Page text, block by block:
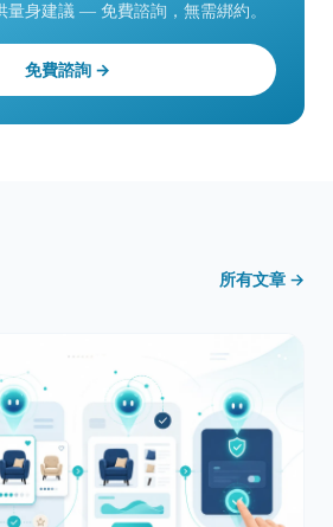
量身建議 — 免費諮詢，無需綁約。
免費諮詢 →
所有文章 →